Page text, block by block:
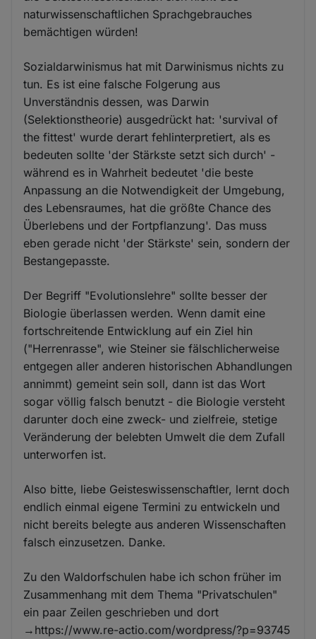
naturwissenschaftlichen Sprachgebrauches
bemächtigen würden!
Sozialdarwinismus hat mit Darwinismus nichts zu
tun. Es ist eine falsche Folgerung aus
Unverständnis dessen, was Darwin
(Selektionstheorie) ausgedrückt hat: 'survival of
the fittest' wurde derart fehlinterpretiert, als es
bedeuten sollte 'der Stärkste setzt sich durch' -
während es in Wahrheit bedeutet 'die beste
Anpassung an die Notwendigkeit der Umgebung,
des Lebensraumes, hat die größte Chance des
Überlebens und der Fortpflanzung'. Das muss
eben gerade nicht 'der Stärkste' sein, sondern der
Bestangepasste.
Der Begriff "Evolutionslehre" sollte besser der
Biologie überlassen werden. Wenn damit eine
fortschreitende Entwicklung auf ein Ziel hin
("Herrenrasse", wie Steiner sie fälschlicherweise
entgegen aller anderen historischen Abhandlungen
annimmt) gemeint sein soll, dann ist das Wort
sogar völlig falsch benutzt - die Biologie versteht
darunter doch eine zweck- und zielfreie, stetige
Veränderung der belebten Umwelt die dem Zufall
unterworfen ist.
Also bitte, liebe Geisteswissenschaftler, lernt doch
endlich einmal eigene Termini zu entwickeln und
nicht bereits belegte aus anderen Wissenschaften
falsch einzusetzen. Danke.
Zu den Waldorfschulen habe ich schon früher im
Zusammenhang mit dem Thema "Privatschulen"
ein paar Zeilen geschrieben und dort
→https://www.re-actio.com/wordpress/?p=93745